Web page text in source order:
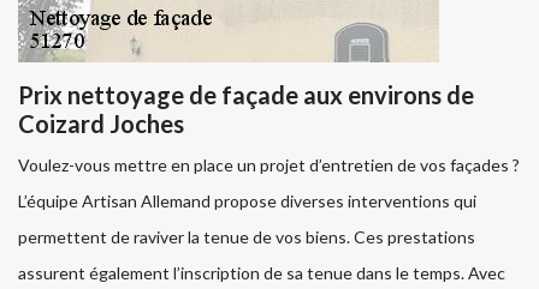
Prix nettoyage de façade aux environs de
Coizard Joches
Voulez-vous mettre en place un projet d’entretien de vos façades ?
L’équipe Artisan Allemand propose diverses interventions qui
permettent de raviver la tenue de vos biens. Ces prestations
assurent également l’inscription de sa tenue dans le temps. Avec